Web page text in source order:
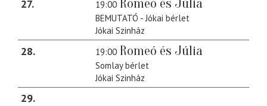
27 19:00 Romeó és Júlia
BEMUTATÓ - Jókai bérlet
Jókai Szinház
28 19:00 Romeó és Júlia
Somlay bérlet
Jókai Szinház
29